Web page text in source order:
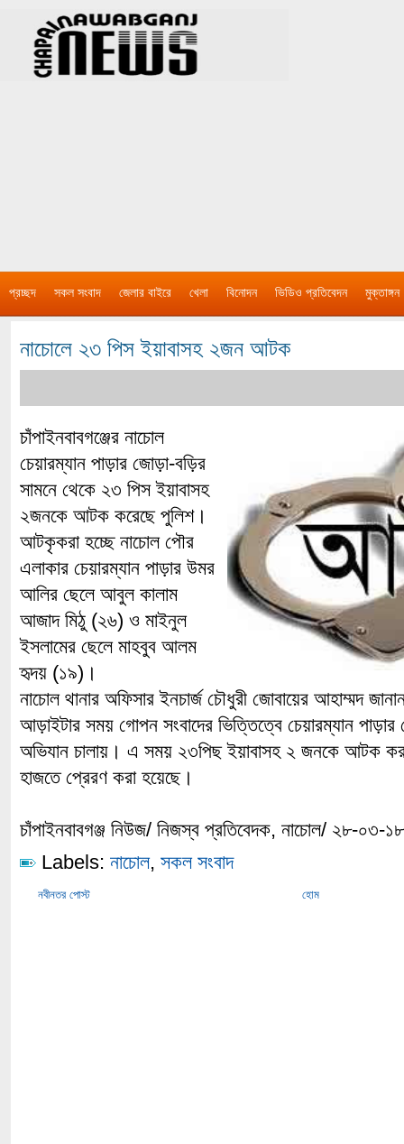
প্রচ্ছদ সকল সংবাদ জেলার বাইরে খেলা বিনোদন ভিডিও প্রতিবেদন মুক্তাঙ্গন
নাচোলে ২৩ পিস ইয়াবাসহ ২জন আটক
চাঁপাইনবাবগঞ্জের নাচোল
চেয়ারম্যান পাড়ার জোড়া-বড়ির
সামনে থেকে ২৩ পিস ইয়াবাসহ
২জনকে আটক করেছে পুলিশ।
আটকৃকরা হচ্ছে নাচোল পৌর
এলাকার চেয়ারম্যান পাড়ার উমর
আলির ছেলে আবুল কালাম
আজাদ মিঠু (২৬) ও মাইনুল
ইসলামের ছেলে মাহবুব আলম
হৃদয় (১৯)।
নাচোল থানার অফিসার ইনচার্জ চৌধুরী জোবায়ের আহাম্মদ
আড়াইটার সময় গোপন সংবাদের ভিত্তিত্বে চেয়ারম্যান
অভিযান চালায়। এ সময় ২৩পিছ ইয়াবাসহ ২ জনকে আটক
হাজতে প্রেরণ করা হয়েছে।
চাঁপাইনবাবগঞ্জ নিউজ/ নিজস্ব প্রতিবেদক, নাচোল/ ২৮-০৩-১৮
Labels: নাচোল, সকল সংবাদ
নবীনতর পোস্ট হোম